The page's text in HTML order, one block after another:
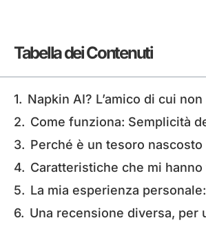
Tabella dei Contenuti
Napkin AI? L’amico di cui
Come funziona: Semplicità
Perché è un tesoro
Caratteristiche che mi
La mia esperienza
Una recensione diversa, per